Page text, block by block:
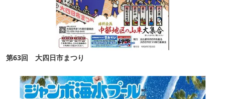
第63回 大四日市まつり